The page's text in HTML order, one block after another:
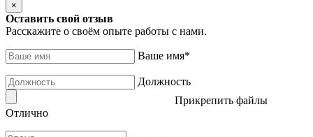
×
Оставить свой отзыв
Расскажите о своём опыте работы с нами.
Ваше имя*
Должность
Прикрепить файлы
Отлично